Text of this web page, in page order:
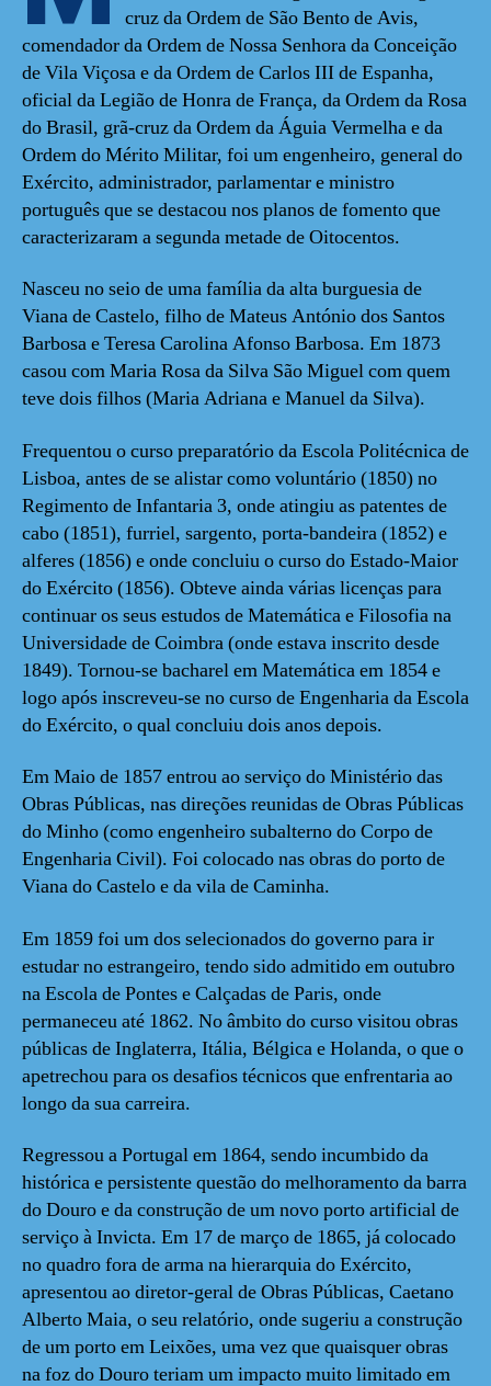
cruz da Ordem de São Bento de Avis,
comendador da Ordem de Nossa Senhora da Conceição
de Vila Viçosa e da Ordem de Carlos III de Espanha,
oficial da Legião de Honra de França, da Ordem da Rosa
do Brasil, grã-cruz da Ordem da Águia Vermelha e da
Ordem do Mérito Militar, foi um engenheiro, general do
Exército, administrador, parlamentar e ministro
português que se destacou nos planos de fomento que
caracterizaram a segunda metade de Oitocentos.
Nasceu no seio de uma família da alta burguesia de
Viana de Castelo, filho de Mateus António dos Santos
Barbosa e Teresa Carolina Afonso Barbosa. Em 1873
casou com Maria Rosa da Silva São Miguel com quem
teve dois filhos (Maria Adriana e Manuel da Silva).
Frequentou o curso preparatório da Escola Politécnica de
Lisboa, antes de se alistar como voluntário (1850) no
Regimento de Infantaria 3, onde atingiu as patentes de
cabo (1851), furriel, sargento, porta-bandeira (1852) e
alferes (1856) e onde concluiu o curso do Estado-Maior
do Exército (1856). Obteve ainda várias licenças para
continuar os seus estudos de Matemática e Filosofia na
Universidade de Coimbra (onde estava inscrito desde
1849). Tornou-se bacharel em Matemática em 1854 e
logo após inscreveu-se no curso de Engenharia da Escola
do Exército, o qual concluiu dois anos depois.
Em Maio de 1857 entrou ao serviço do Ministério das
Obras Públicas, nas direções reunidas de Obras Públicas
do Minho (como engenheiro subalterno do Corpo de
Engenharia Civil). Foi colocado nas obras do porto de
Viana do Castelo e da vila de Caminha.
Em 1859 foi um dos selecionados do governo para ir
estudar no estrangeiro, tendo sido admitido em outubro
na Escola de Pontes e Calçadas de Paris, onde
permaneceu até 1862. No âmbito do curso visitou obras
públicas de Inglaterra, Itália, Bélgica e Holanda, o que o
apetrechou para os desafios técnicos que enfrentaria ao
longo da sua carreira.
Regressou a Portugal em 1864, sendo incumbido da
histórica e persistente questão do melhoramento da barra
do Douro e da construção de um novo porto artificial de
serviço à Invicta. Em 17 de março de 1865, já colocado
no quadro fora de arma na hierarquia do Exército,
apresentou ao diretor-geral de Obras Públicas, Caetano
Alberto Maia, o seu relatório, onde sugeriu a construção
de um porto em Leixões, uma vez que quaisquer obras
na foz do Douro teriam um impacto muito limitado em